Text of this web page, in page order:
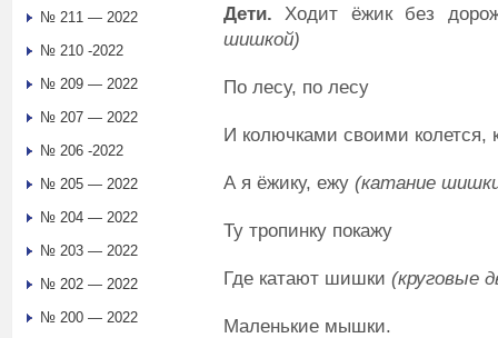
Дети. Ходит ёжик без
шишкой)
По лесу, по лесу
И колючками своими колется,
А я ёжику, ежу (катание
Ту тропинку покажу
Где катают шишки (круговые
Маленькие мышки.
№ 211 — 2022
№ 210 -2022
№ 209 — 2022
№ 207 — 2022
№ 206 -2022
№ 205 — 2022
№ 204 — 2022
№ 203 — 2022
№ 202 — 2022
№ 200 — 2022